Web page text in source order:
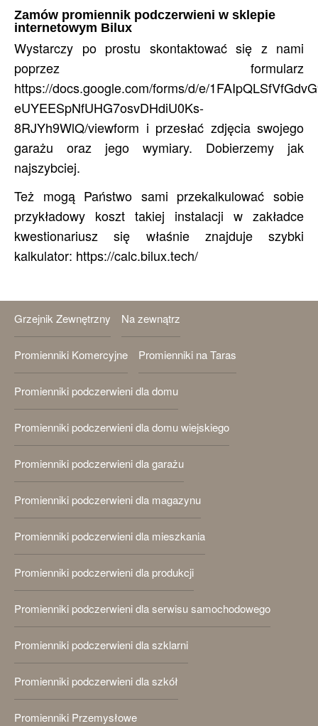
Zamów promiennik podczerwieni w sklepie
internetowym Bilux
Wystarczy po prostu skontaktować się z nami
poprzez formularz
https://docs.google.com/forms/d/e/
eUYEESpNfUHG7osvDHdiU0Ks-
8RJYh9WlQ/viewform i przesłać zdjęcia swojego
garażu oraz jego wymiary. Dobierzemy jak
najszybciej.
Też mogą Państwo sami przekalkulować sobie
przykładowy koszt takiej instalacji w zakładce
kwestionariusz się właśnie znajduje szybki
kalkulator: https://calc.bilux.tech/
Grzejnik Zewnętrzny Na zewnątrz
Promienniki Komercyjne Promienniki na Taras
Promienniki podczerwieni dla domu
Promienniki podczerwieni dla domu wiejskiego
Promienniki podczerwieni dla garażu
Promienniki podczerwieni dla magazynu
Promienniki podczerwieni dla mieszkania
Promienniki podczerwieni dla produkcji
Promienniki podczerwieni dla serwisu samochodowego
Promienniki podczerwieni dla szklarni
Promienniki podczerwieni dla szkół
Promienniki Przemysłowe